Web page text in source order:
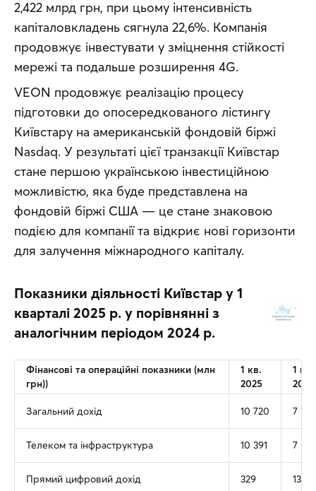
2,422 млрд грн, при цьому інтенсивність
капіталовкладень сягнула 22,6%. Компанія
продовжує інвестувати у зміцнення стійкості
мережі та подальше розширення 4G.
VEON продовжує реалізацію процесу
підготовки до опосередкованого лістингу
Київстару на американській фондовій біржі
Nasdaq. У результаті цієї транзакції Київстар
стане першою українською інвестиційною
можливістю, яка буде представлена на
фондовій біржі США — це стане знаковою
подією для компанії та відкриє нові горизонти
для залучення міжнародного капіталу.
Показники діяльності Київстар у 1
кварталі 2025 р. у порівнянні з
аналогічним періодом 2024 р.
Фінансові та операційні показники (млн
грн))
1 кв.
2025
1 кв.
2024
Загальний дохід 10 720 7 169
Телеком та інфраструктура 10 391 7
Прямий цифровий дохід 329 137